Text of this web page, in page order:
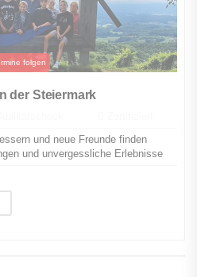
der Steiermark
und neue Freunde finden
und unvergessliche Erlebnisse